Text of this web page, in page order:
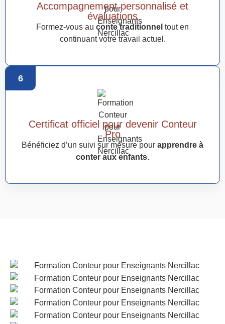
Accompagnement personnalisé et
évaluations
Formez-vous au conte traditionnel tout en
continuant votre travail actuel.
6
Certificat officiel pour devenir Conteur
Pro
Bénéficiez d’un suivi sur mesure pour apprendre à
conter aux enfants.